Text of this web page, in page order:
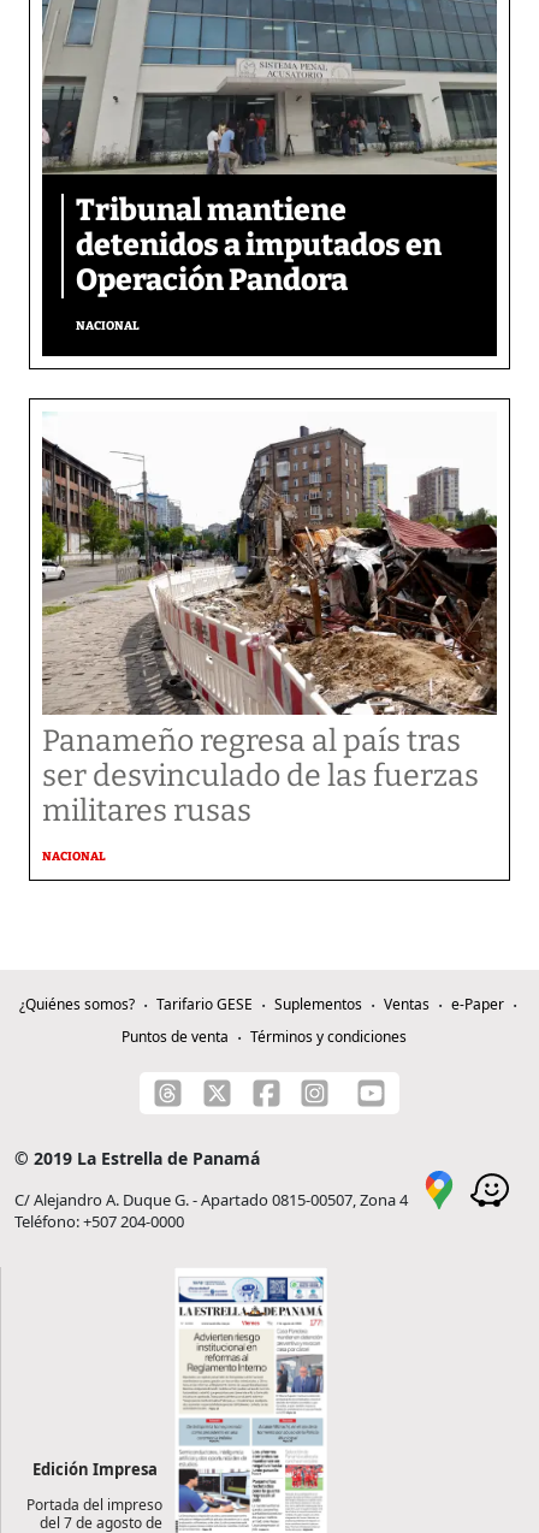
Tribunal mantiene
detenidos a imputados en
Operación Pandora
NACIONAL
Panameño regresa al país tras
ser desvinculado de las fuerzas
militares rusas
NACIONAL
¿Quiénes somos? Tarifario GESE Suplementos Ventas
e-Paper
Puntos de venta
Términos y condiciones
© 2019 La Estrella de Panamá
C/ Alejandro A. Duque G. - Apartado 0815-00507, Zona 4
Teléfono: +507 204-0000
Edición Impresa
Portada del impreso
del 7 de agosto de